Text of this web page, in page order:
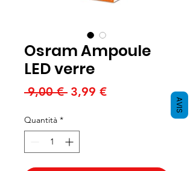
Osram Ampoule
LED verre
9,00 € Prezzo
3,99 €Prezzo
Quantità *
AVIS